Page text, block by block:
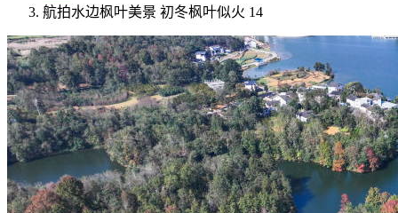
航拍水边枫叶美景 初冬枫叶似火 14